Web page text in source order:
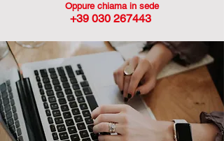
Oppure chiama in sede
+39 030 267443